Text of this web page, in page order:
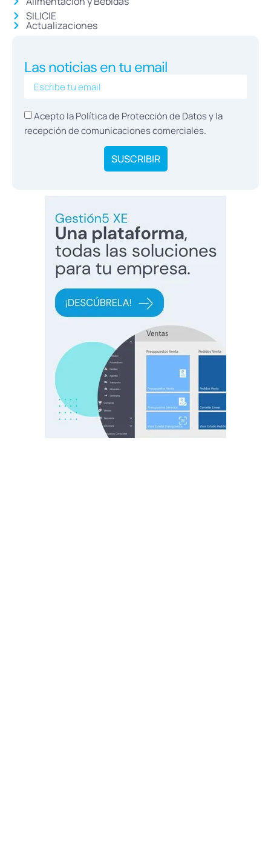
SILICIE
Actualizaciones
Las noticias en tu email
Acepto la Política de Protección de Datosy la
recepción de comunicaciones comerciales.
SUSCRIBIR